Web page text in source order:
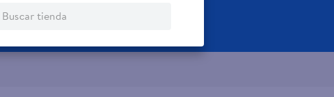
Buscar tienda